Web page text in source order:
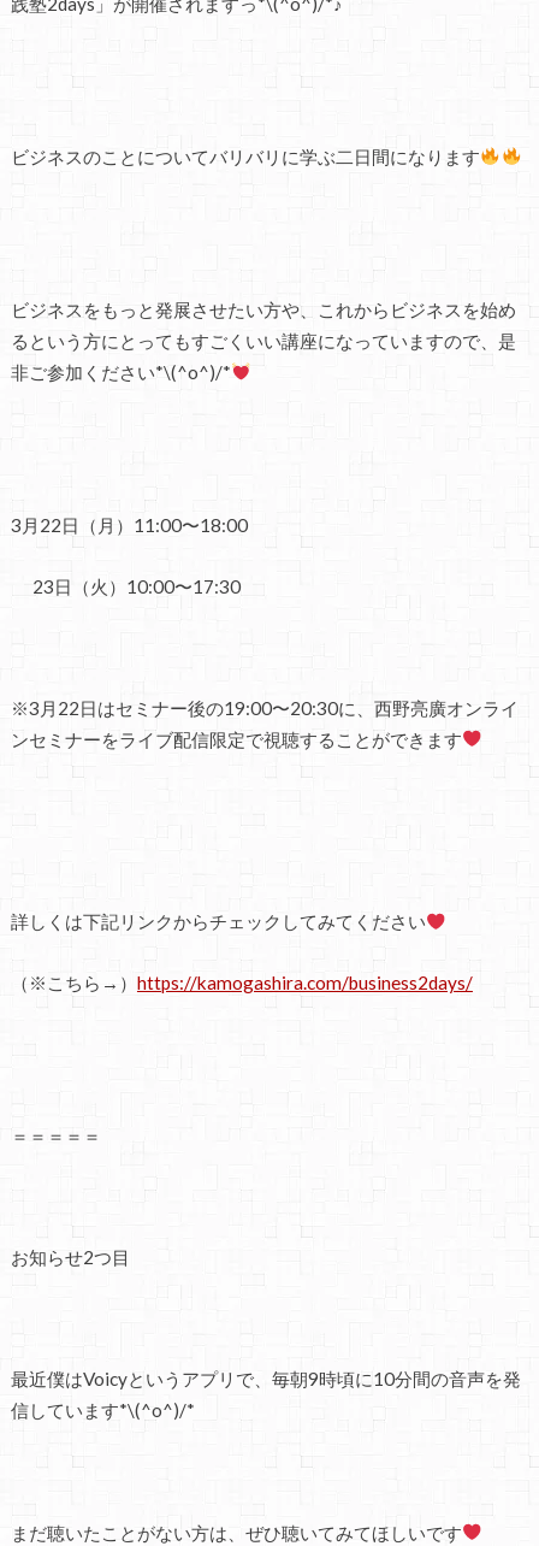
ビジネスのことについてバリバリに学ぶ二日間になります
ビジネスをもっと発展させたい方や、これからビジネスを始め
るという方にとってもすごくいい講座になっていますので、是
非ご参加ください*\(^o^)/*
3月22日（月）11:00〜18:00
23日（火）10:00〜17:30
※3月22日はセミナー後の19:00〜20:30に、西野亮廣オンライ
ンセミナーをライブ配信限定で視聴することができます
詳しくは下記リンクからチェックしてみてください
（※こちら→） https://kamogashira.com/business2days/
＝＝＝＝＝
お知らせ2つ目
最近僕はVoicyというアプリで、毎朝9時頃に10分間の音声を発
信しています*\(^o^)/*
まだ聴いたことがない方は、ぜひ聴いてみてほしいです